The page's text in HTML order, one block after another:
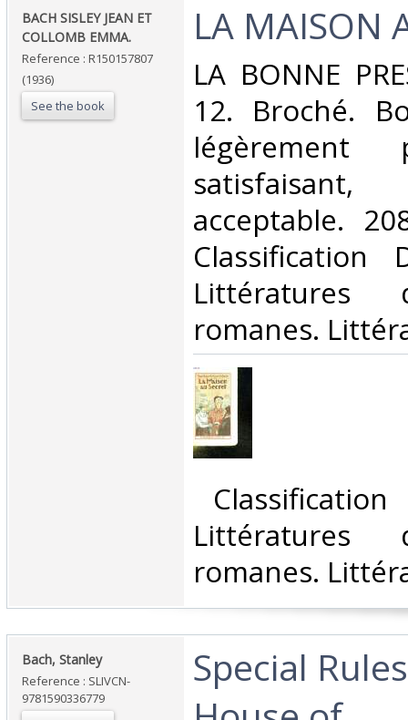
‎BACH SISLEY JEAN ET
COLLOMB EMMA.‎
Reference : R150157807
(1936)
See the book
‎LA MAISON
‎LA BONNE
12. Broché.
légèrement
acceptable.
Classification
Littératures
romanes.
Littératures
romanes.
‎Bach, Stanley‎
Reference : SLIVCN-
9781590336779
‎Special